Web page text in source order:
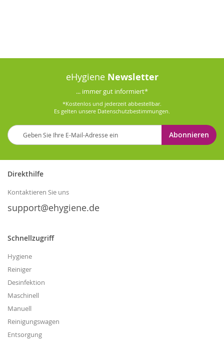
eHygiene Newsletter
... immer gut informiert*
*Kostenlos und jederzeit abbestellbar.
Es gelten unsere Datenschutzbestimmungen.
Melden
Sie
sich
Newsletter
Abonnieren
Direkthilfe
Kontaktieren Sie uns
support@ehygiene.de
Schnellzugriff
Hygiene
Reiniger
Desinfektion
Maschinell
Manuell
Reinigungswagen
Entsorgung